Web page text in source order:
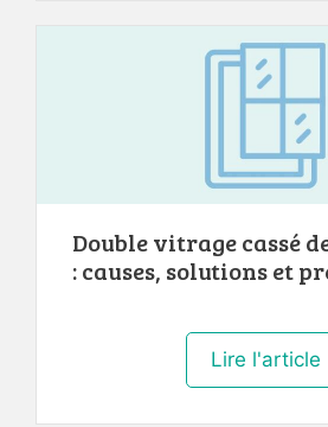
Double vitrage cassé
: causes, solutions et
Lire l'article